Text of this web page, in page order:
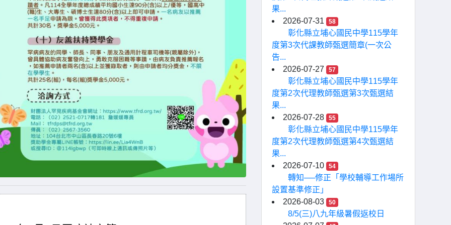
果...
2026-07-31
58
彰化縣立埔心國民中學115學年
度第3次代課教師甄選簡章(一次公
告...
2026-07-27
57
彰化縣立埔心國民中學115學年
度第2次代理教師甄選第3次甄選結
果...
2026-07-28
55
彰化縣立埔心國民中學115學年
度第2次代理教師甄選第4次甄選結
果...
2026-07-10
54
轉知──修正「學校輔導工作場所
設置基準修正」
2026-08-03
50
8/5(三)八九年級暑假返校日